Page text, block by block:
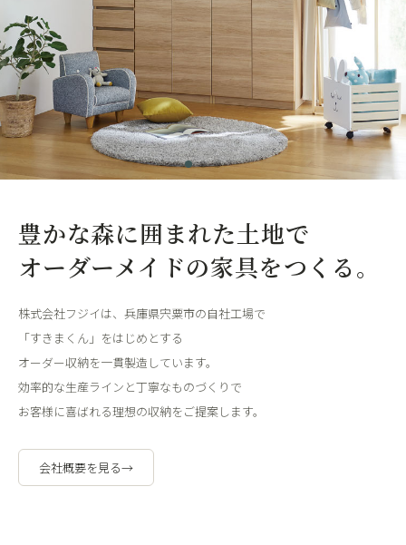
豊かな森に囲まれた土地で
オーダーメイドの家具をつくる。
株式会社フジイは、兵庫県宍粟市の自社工場で
「すきまくん」をはじめとする
オーダー収納を一貫製造しています。
効率的な生産ラインと丁寧なものづくりで
お客様に喜ばれる理想の収納をご提案します。
会社概要を見る→